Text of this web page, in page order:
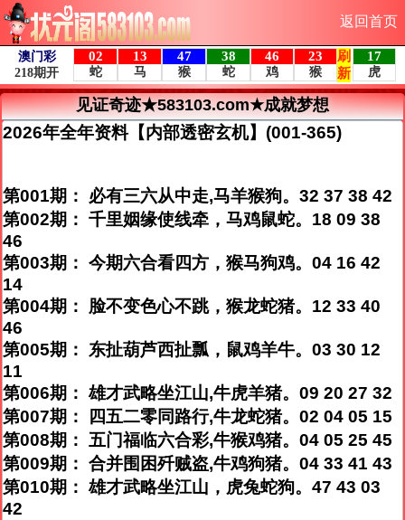
返回首页
见证奇迹★583103.com★成就梦想
2026年全年资料【内部透密玄机】(001-365)
第001期： 必有三六从中走,马羊猴狗。32 37 38 42
第002期： 千里姻缘使线牵，马鸡鼠蛇。18 09 38
46
第003期： 今期六合看四方，猴马狗鸡。04 16 42
14
第004期： 脸不变色心不跳，猴龙蛇猪。12 33 40
46
第005期： 东扯葫芦西扯瓢，鼠鸡羊牛。03 30 12
11
第006期： 雄才武略坐江山,牛虎羊猪。09 20 27 32
第007期： 四五二零同路行,牛龙蛇猪。02 04 05 15
第008期： 五门福临六合彩,牛猴鸡猪。04 05 25 45
第009期： 合并围困歼贼盗,牛鸡狗猪。04 33 41 43
第010期： 雄才武略坐江山，虎兔蛇狗。47 43 03
42